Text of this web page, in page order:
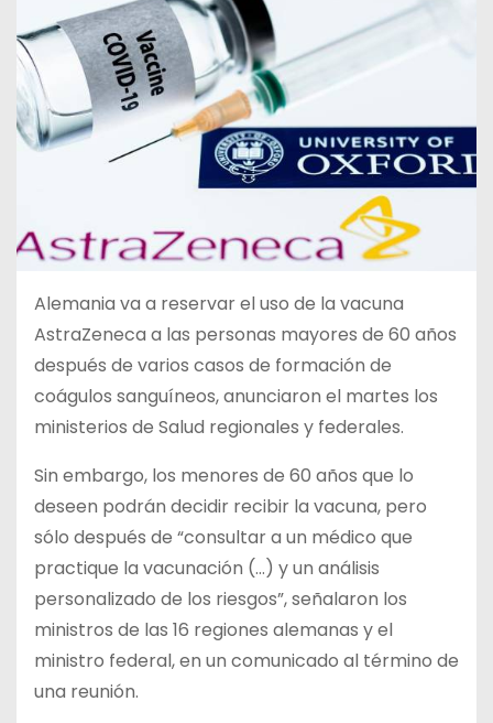
Alemania va a reservar el uso de la vacuna
AstraZeneca a las personas mayores de 60 años
después de varios casos de formación de
coágulos sanguíneos, anunciaron el martes los
ministerios de Salud regionales y federales.
Sin embargo, los menores de 60 años que lo
deseen podrán decidir recibir la vacuna, pero
sólo después de “consultar a un médico que
practique la vacunación (…) y un análisis
personalizado de los riesgos”, señalaron los
ministros de las 16 regiones alemanas y el
ministro federal, en un comunicado al término de
una reunión.